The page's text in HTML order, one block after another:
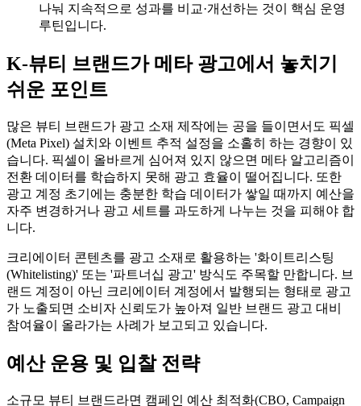
나눠 지속적으로 성과를 비교·개선하는 것이 핵심 운영
루틴입니다.
K-뷰티 브랜드가 메타 광고에서 놓치기
쉬운 포인트
많은 뷰티 브랜드가 광고 소재 제작에는 공을 들이면서도 픽셀
(Meta Pixel) 설치와 이벤트 추적 설정을 소홀히 하는 경향이 있
습니다. 픽셀이 올바르게 심어져 있지 않으면 메타 알고리즘이
전환 데이터를 학습하지 못해 광고 효율이 떨어집니다. 또한
광고 계정 초기에는 충분한 학습 데이터가 쌓일 때까지 예산을
자주 변경하거나 광고 세트를 과도하게 나누는 것을 피해야 합
니다.
크리에이터 콘텐츠를 광고 소재로 활용하는 '화이트리스팅
(Whitelisting)' 또는 '파트너십 광고' 방식도 주목할 만합니다. 브
랜드 계정이 아닌 크리에이터 계정에서 발행되는 형태로 광고
가 노출되면 소비자 신뢰도가 높아져 일반 브랜드 광고 대비
참여율이 올라가는 사례가 보고되고 있습니다.
예산 운용 및 입찰 전략
소규모 뷰티 브랜드라면 캠페인 예산 최적화(CBO, Campaign